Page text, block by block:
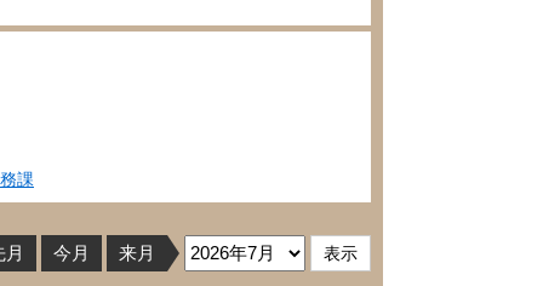
課
月 今月 来月